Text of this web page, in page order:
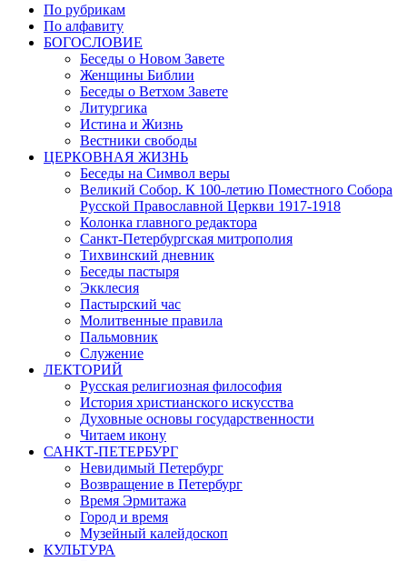
По рубрикам
По алфавиту
БОГОСЛОВИЕ
Беседы о Новом Завете
Женщины Библии
Беседы о Ветхом Завете
Литургика
Истина и Жизнь
Вестники свободы
ЦЕРКОВНАЯ ЖИЗНЬ
Беседы на Символ веры
Великий Собор. К 100-летию Поместного Собора
Русской Православной Церкви 1917-1918
Колонка главного редактора
Санкт-Петербургская митрополия
Тихвинский дневник
Беседы пастыря
Экклесия
Пастырский час
Молитвенные правила
Пальмовник
Служение
ЛЕКТОРИЙ
Русская религиозная философия
История христианского искусства
Духовные основы государственности
Читаем икону
САНКТ-ПЕТЕРБУРГ
Невидимый Петербург
Возвращение в Петербург
Время Эрмитажа
Город и время
Музейный калейдоскоп
КУЛЬТУРА